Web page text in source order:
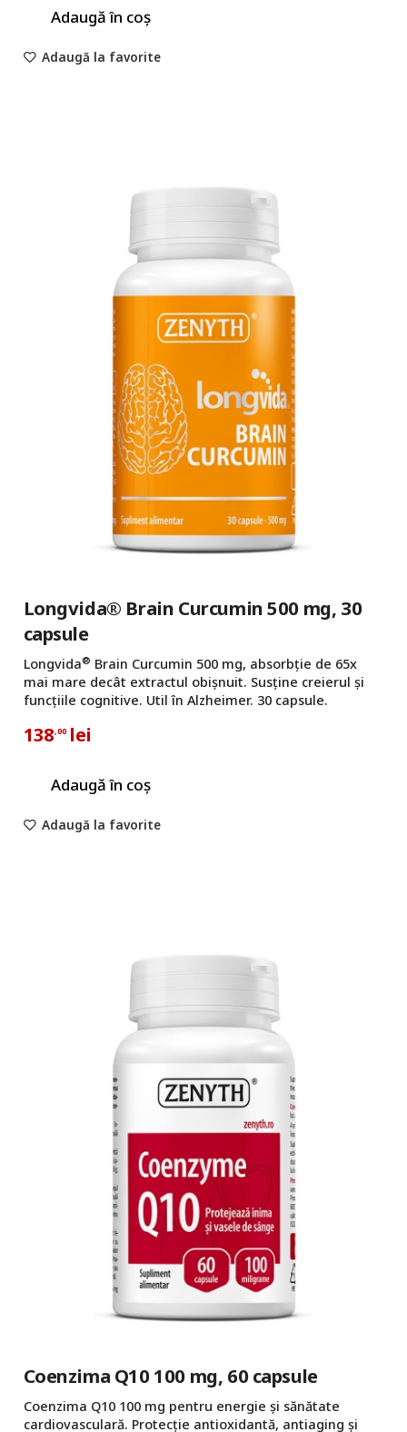
Adaugă în coș
Adaugă la favorite
Longvida® Brain Curcumin 500 mg, 30
capsule
Longvida® Brain Curcumin 500 mg, absorbție de 65x
mai mare decât extractul obișnuit. Susține creierul și
funcțiile cognitive. Util în Alzheimer. 30 capsule.
138,00 lei
Adaugă în coș
Adaugă la favorite
Coenzima Q10 100 mg, 60 capsule
Coenzima Q10 100 mg pentru energie și sănătate
cardiovasculară. Protecție antioxidantă, antiaging și